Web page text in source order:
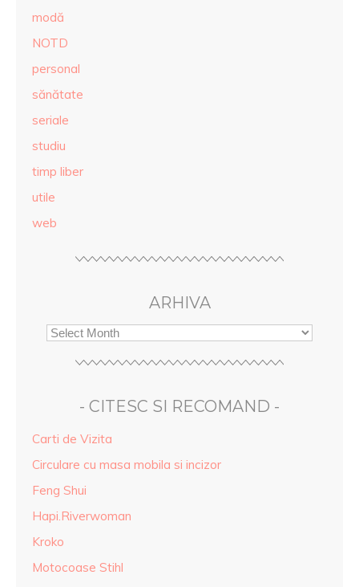
modă
NOTD
personal
sănătate
seriale
studiu
timp liber
utile
web
ARHIVA
- CITESC SI RECOMAND -
Carti de Vizita
Circulare cu masa mobila si incizor
Feng Shui
Hapi.Riverwoman
Kroko
Motocoase Stihl